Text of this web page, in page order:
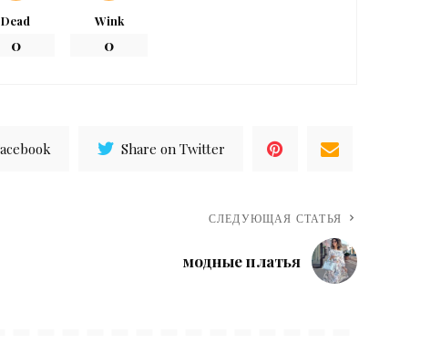
Dead
0
Wink
0
Share on Twitter
СЛЕДУЮЩАЯ СТАТЬЯ
модные платья